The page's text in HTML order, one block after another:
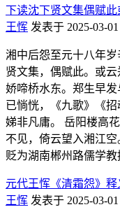
下读沈下贤文集偶赋
王恽 发表于 2025-03-01
湘中后怨至元十八年
贤文集，偶赋此。或
娇啼桥水东。郑生早
已惝恍，《九歌》《
娣非凡庸。 岳阳楼高
不见，倚云望入湘江
贬为湖南郴州路儒学
元代王恽《清霜怨》释
王恽 发表于 2025-03-01